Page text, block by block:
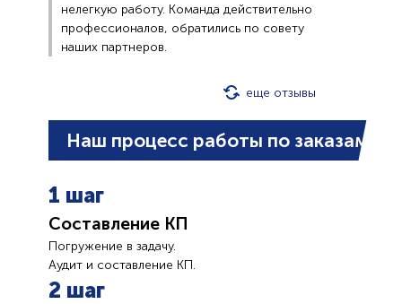
нелегкую работу. Команда действительно
профессионалов, обратились по совету
наших партнеров.
еще отзывы
Наш процесс работы по заказам
1 шаг
Составление КП
Погружение в задачу.
Аудит и составление КП.
2 шаг